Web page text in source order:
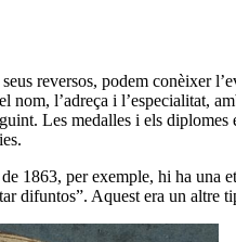
reversos, podem conèixer
nom, l’adreça i l’especialitat,
Les medalles i els
1863, per exemple, hi ha una
difuntos”. Aquest era un altre